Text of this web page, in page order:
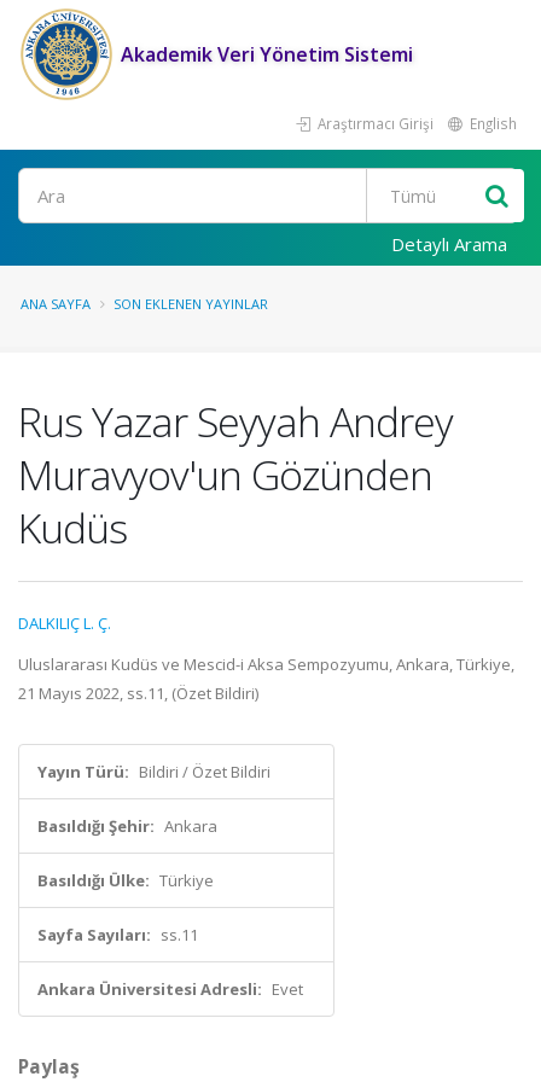
Akademik Veri Yönetim Sistemi
Araştırmacı Girişi English
Ara
Detaylı Arama
ANA SAYFA SON EKLENEN YAYINLAR
Rus Yazar Seyyah Andrey
Muravyov'un Gözünden
Kudüs
DALKILIÇ L. Ç.
Uluslararası Kudüs ve Mescid-i Aksa Sempozyumu, Ankara, Türkiye,
21 Mayıs 2022, ss.11, (Özet Bildiri)
Yayın Türü: Bildiri / Özet Bildiri
Basıldığı Şehir: Ankara
Basıldığı Ülke: Türkiye
Sayfa Sayıları: ss.11
Ankara Üniversitesi Adresli: Evet
Paylaş